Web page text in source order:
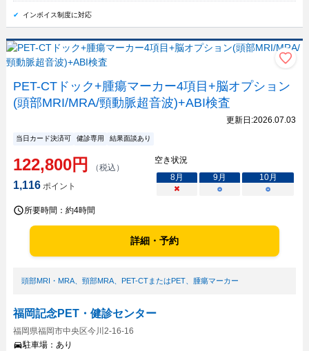
インボイス制度に対応
PET-CTドック+腫瘍マーカー4項目+脳オプション
(頭部MRI/MRA/頸動脈超音波)+ABI検査
更新日:2026.07.03
当日カード決済可 健診専用 結果面談あり
122,800円 （税込）
1,116ポイント
空き状況
8月 9月 10月
×
○ ○
所要時間： 約4時間
詳細・予約
頭部MRI・MRA、 頸部MRA、 PET-CTまたはPET、 腫瘍マーカー
福岡記念PET・健診センター
福岡県福岡市中央区今川2-16-16
駐車場： あり